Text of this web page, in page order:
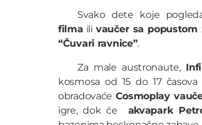
Svako dete koje
filma ilivaučer sa popustom
“Čuvari ravnice”.
Za male austronaute,
kosmosa od 15 do 17
obradovaće Cosmoplay
igre, dok će akvapark